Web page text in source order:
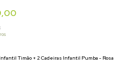
Timão + 2 Cadeiras Infantil Pumba - Rosa